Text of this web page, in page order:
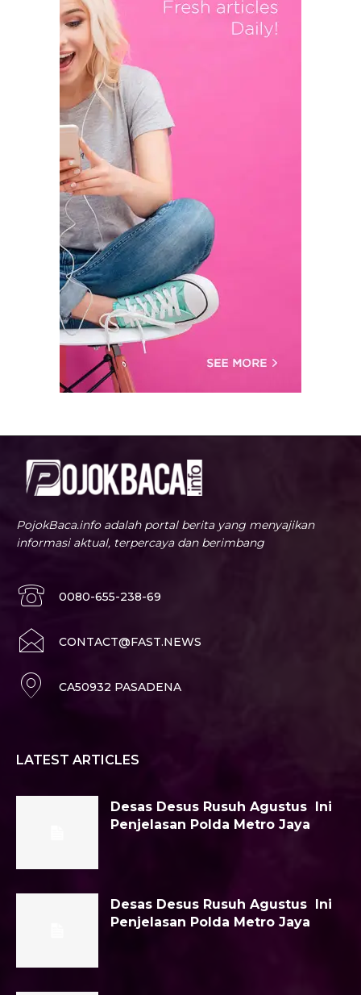
PojokBaca.info adalah portal berita yang menyajikan
informasi aktual, terpercaya dan berimbang
0080-655-238-69
CONTACT@FAST.NEWS
CA50932 PASADENA
LATEST ARTICLES
Desas Desus Rusuh Agustus Ini
Penjelasan Polda Metro Jaya
Desas Desus Rusuh Agustus Ini
Penjelasan Polda Metro Jaya